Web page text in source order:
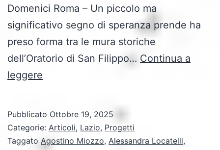
Domenici Roma – Un piccolo ma
significativo segno di speranza prende ha
preso forma tra le mura storiche
dell’Oratorio di San Filippo… Continua a
leggere
Neri:
uno
Pubblicato Ottobre 19, 2025
Categorie: Articoli, Lazio, Progetti
Taggato Agostino Miozzo, Alessandra Locatelli,